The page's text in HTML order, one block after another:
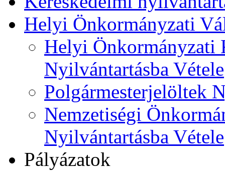
Helyi Önkormányzati
Helyi Önkormányzati
Nyilvántartásba Vétele
Polgármesterjelöltek
Nemzetiségi
Nyilvántartásba Vétele
Pályázatok